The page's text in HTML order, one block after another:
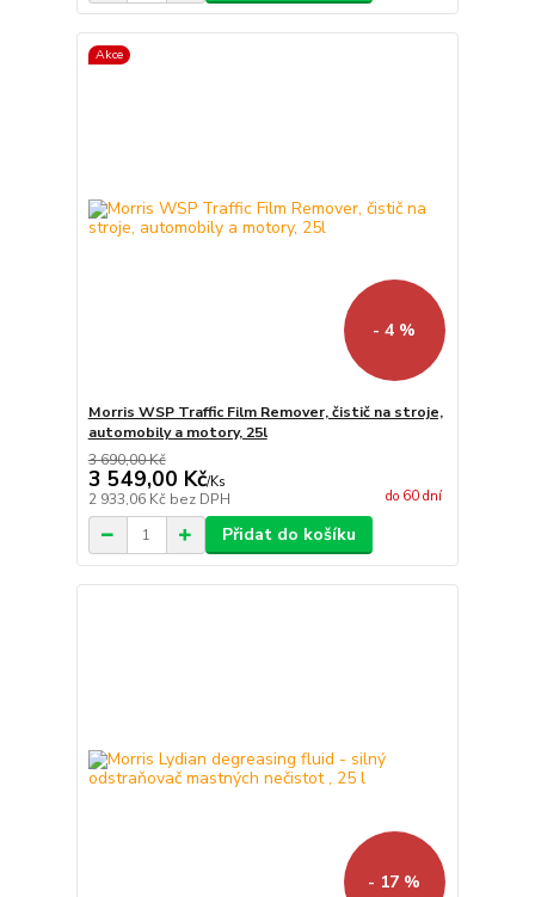
Akce
- 4 %
Morris WSP Traffic Film Remover, čistič na stroje,
automobily a motory, 25l
3 690,00 Kč
3 549,00 Kč/Ks
2 933,06 Kč bez DPH do 60 dní
Přidat do košíku
- 17 %